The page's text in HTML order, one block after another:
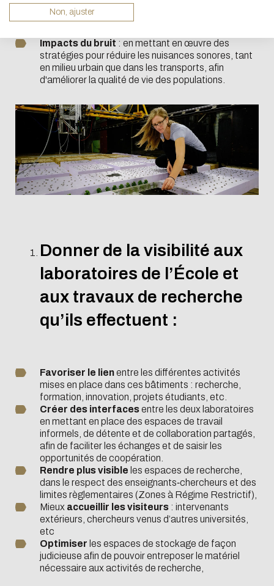
un acteur majeur de l’écoconception.
Merci pour votre contribution !
ACTIVER LE MODE ÉCO ANNULER
contribuant à des innovations visant à améliorer
l'efficacité énergétique et à diminuer les émissions
Impacts du bruit : en mettant en œuvre des
stratégies pour réduire les nuisances sonores, tant
en milieu urbain que dans les transports, afin
d'améliorer la qualité de vie des populations.
Donner de la visibilité aux
laboratoires de l’École et
aux travaux de recherche
qu’ils effectuent :
Favoriser le lienentre les différentes activités
mises en place dans ces bâtiments : recherche,
formation, innovation, projets étudiants, etc.
Créer des interfacesentre les deux laboratoires
en mettant en place des espaces de travail
informels, de détente et de collaboration partagés,
afin de faciliter les échanges et de saisir les
opportunités de coopération.
Rendre plus visible les espaces de recherche,
dans le respect des enseignants‐chercheurs et des
limites règlementaires (Zones à Régime Restrictif),
Mieux accueillir les visiteurs : intervenants
extérieurs, chercheurs venus d’autres universités,
etc
Optimiser les espaces de stockage de façon
judicieuse afin de pouvoir entreposer le matériel
nécessaire aux activités de recherche,
Non, ajuster